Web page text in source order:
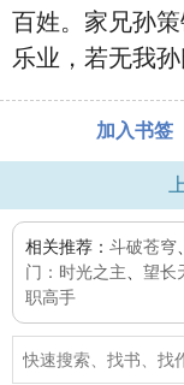
百姓。家兄孙
乐业，若无我
加入书签
相关推荐： 斗破苍穹
门：时光之主
望长
职高手